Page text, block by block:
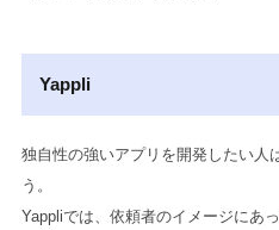
Yappli
独自性の強いアプリを開発したい人
う。
Yappliでは、依頼者のイメージにあ